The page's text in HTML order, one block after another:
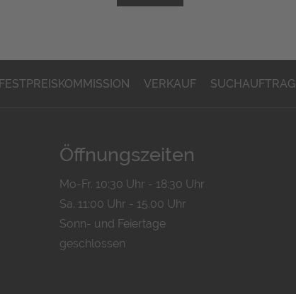
FESTPREISKOMMISSION VERKAUF SUCHAUFTRAG
Öffnungszeiten
Mo-Fr. 10:30 Uhr - 18:30 Uhr
Sa. 11:00 Uhr - 15.00 Uhr
Sonn- und Feiertage
geschlossen